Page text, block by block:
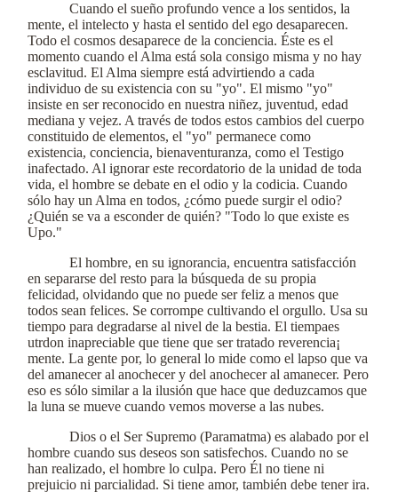
Cuando el sueño profundo vence a los sentidos, la
mente, el intelecto y hasta el sentido del ego desaparecen.
Todo el cosmos desaparece de la conciencia. Éste es el
momento cuando el Alma está sola consigo misma y no hay
esclavitud. El Alma siempre está advirtiendo a cada
individuo de su existencia con su "yo". El mismo "yo"
insiste en ser reconocido en nuestra niñez, juventud, edad
mediana y vejez. A través de todos estos cambios del cuerpo
constituido de elementos, el "yo" permanece como
existencia, conciencia, bienaventuranza, como el Testigo
inafectado. Al ignorar este recordatorio de la unidad de toda
vida, el hombre se debate en el odio y la codicia. Cuando
sólo hay un Alma en todos, ¿cómo puede surgir el odio?
¿Quién se va a esconder de quién? "Todo lo que existe es
Upo."
El hombre, en su ignorancia, encuentra satisfacción
en separarse del resto para la búsqueda de su propia
felicidad, olvidando que no puede ser feliz a menos que
todos sean felices. Se corrompe cultivando el orgullo. Usa su
tiempo para degradarse al nivel de la bestia. El tiempaes
utrdon inapreciable que tiene que ser tratado reverencia¡
mente. La gente por, lo general lo mide como el lapso que va
del amanecer al anochecer y del anochecer al amanecer. Pero
eso es sólo similar a la ilusión que hace que deduzcamos que
la luna se mueve cuando vemos moverse a las nubes.
Dios o el Ser Supremo (Paramatma) es alabado por el
hombre cuando sus deseos son satisfechos. Cuando no se
han realizado, el hombre lo culpa. Pero Él no tiene ni
prejuicio ni parcialidad. Si tiene amor, también debe tener ira.